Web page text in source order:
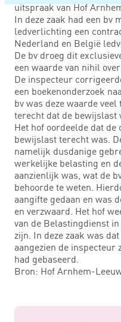
uitspraak van Hof
In deze zaak had een bv
ledverlichting een
Nederland en België
De bv droeg dit
een waarde van nihil
De inspecteur
een boekenonderzoek
bv was deze waarde
terecht dat de bewijslast
Het hof oordeelde dat
bewijslast terecht was.
namelijk dusdanige
werkelijke belasting en
aanzienlijk was, wat de
behoorde te weten.
aangifte gedaan en was
en verzwaard. Het hof
van de Belastingdienst
zijn. In deze zaak was
aangezien de inspecteur
had gebaseerd.
Bron: Hof Arnhem-